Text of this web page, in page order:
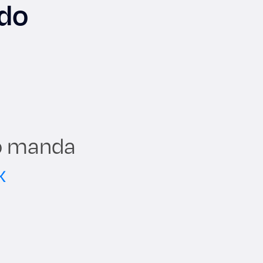
manda